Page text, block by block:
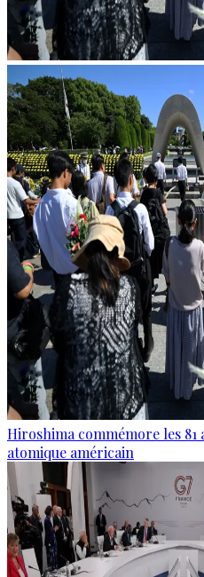
Hiroshima commémore les
atomique américain